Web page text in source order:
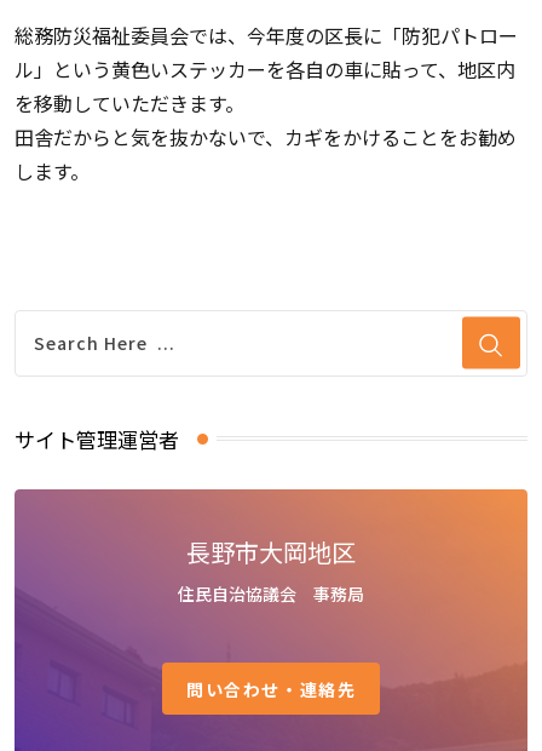
総務防災福祉委員会では、今年度の区長に「防犯パトロー
ル」という黄色いステッカーを各自の車に貼って、地区内
を移動していただきます。
田舎だからと気を抜かないで、カギをかけることをお勧め
します。
サイト管理運営者
長野市大岡地区
住民自治協議会 事務局
問い合わせ・連絡先